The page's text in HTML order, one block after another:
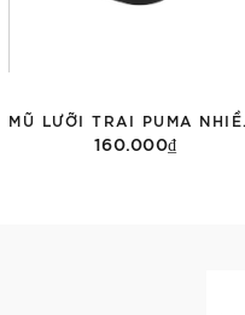
160.000₫